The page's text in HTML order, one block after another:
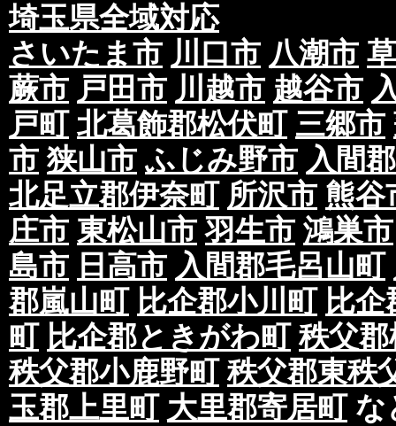
埼玉県全域対応
さいたま市 川口市 八潮市
蕨市 戸田市 川越市 越谷市
戸町 北葛飾郡松伏町 三郷市
市 狭山市 ふじみ野市 入間
北足立郡伊奈町 所沢市 熊谷
庄市 東松山市 羽生市 鴻巣市
島市 日高市 入間郡毛呂山町
郡嵐山町 比企郡小川町 比
町 比企郡ときがわ町 秩父
秩父郡小鹿野町 秩父郡東秩
玉郡上里町 大里郡寄居町な